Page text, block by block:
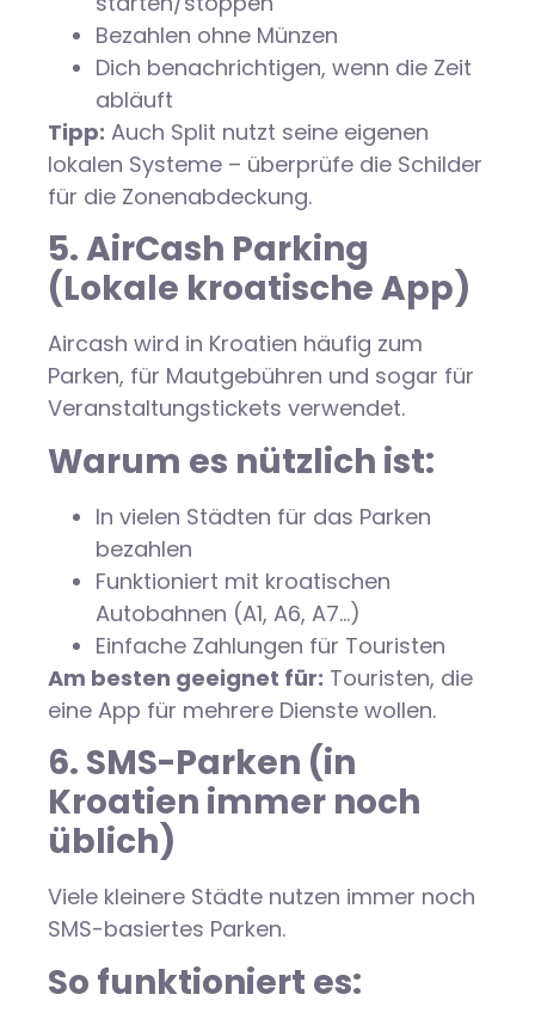
Bezahlen ohne Münzen
Dich benachrichtigen, wenn die Zeit
abläuft
Tipp: Auch Split nutzt seine eigenen
lokalen Systeme – überprüfe die Schilder
für die Zonenabdeckung.
5. AirCash Parking
(Lokale kroatische App)
Aircash wird in Kroatien häufig zum
Parken, für Mautgebühren und sogar für
Veranstaltungstickets verwendet.
Warum es nützlich ist:
In vielen Städten für das Parken
bezahlen
Funktioniert mit kroatischen
Autobahnen (A1, A6, A7…)
Einfache Zahlungen für Touristen
Am besten geeignet für: Touristen, die
eine App für mehrere Dienste wollen.
6. SMS-Parken (in
Kroatien immer noch
üblich)
Viele kleinere Städte nutzen immer noch
SMS-basiertes Parken.
So funktioniert es: